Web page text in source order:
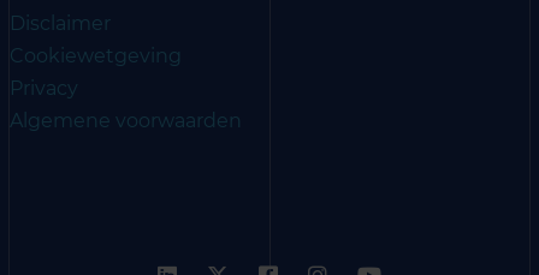
Disclaimer
Cookiewetgeving
Privacy
Algemene voorwaarden